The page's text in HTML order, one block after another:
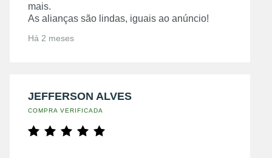
mais.
As alianças são lindas, iguais ao anúncio!
Há 2 meses
JEFFERSON ALVES
COMPRA VERIFICADA